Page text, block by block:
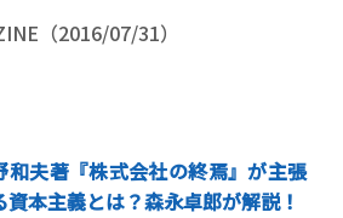
（2016/07/31）
和夫著『株式会社の終焉』が主張
資本主義とは？森永卓郎が解説！